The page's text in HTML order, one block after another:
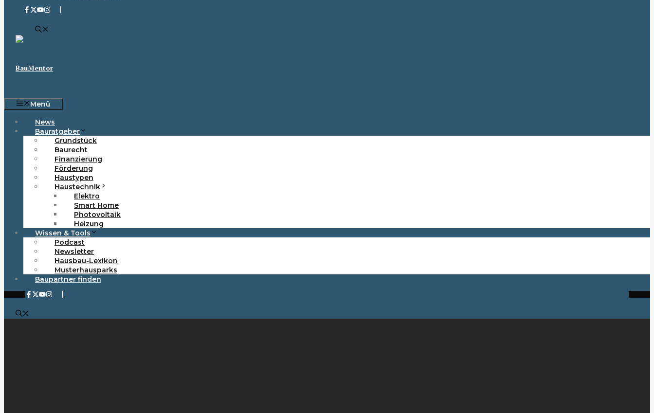
BauMentor
Menü
News
Bauratgeber
Grundstück
Baurecht
Finanzierung
Förderung
Haustypen
Haustechnik
Elektro
Smart Home
Photovoltaik
Heizung
Wissen & Tools
Podcast
Newsletter
Hausbau-Lexikon
Musterhausparks
Baupartner finden